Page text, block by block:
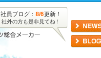
社員ブログ： 8/6更新！
社外の方も是非見てね！